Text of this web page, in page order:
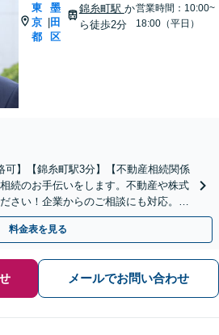
東
京
都
墨
田
区
錦糸町駅 か
ら徒歩2分
営業時間：10:00~
18:00（平日）
可】【錦糸町駅3分】【不動産相続関係
続のお手伝いをします。不動産や株式
さい！企業からのご相談にも対応。事
対応】
料金表を見る
メールでお問い合わせ